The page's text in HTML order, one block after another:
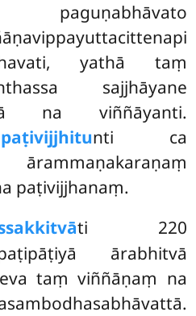
paguṇabhāvato
yathā taṃ
sajjhāyane
na viññāyanti.
nti ca
paṭivijjhanaṃ.
ti 220
ārabhitvā
taṃ viññāṇaṃ na